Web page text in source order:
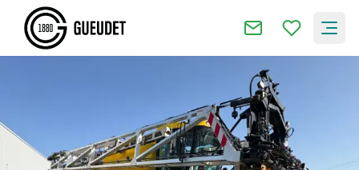
2/16